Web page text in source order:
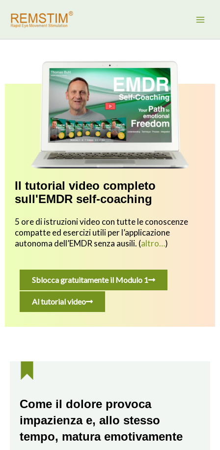
contenuto
Il tutorial video completo
sull'EMDR self-coaching
5 ore di istruzioni video con tutte le conoscenze
compatte ed esercizi utili per l’applicazione
autonoma dell’EMDR senza ausili. (altro…)
Sblocca gratuitamente il Modulo 1
Al tutorial video
Come il dolore provoca
impazienza e, allo stesso
tempo, matura emotivamente